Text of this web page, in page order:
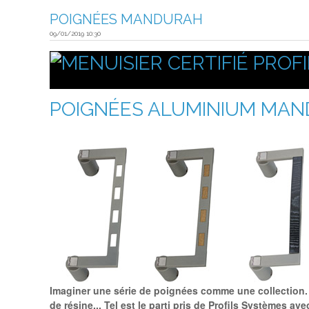
POIGNÉES MANDURAH
09/01/2019 10:30
POIGNÉES ALUMINIUM
Imaginer une série de poignées comme une
de résine... Tel est le parti pris de Profils Systèmes